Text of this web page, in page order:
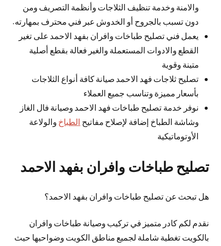
والامنة وخدمة تنظيف الثلاجات وأنظمة التصريف ومن
دون تسبب بالجروح أو الخدوش عبر فني محترف بمهارته.
يعمل فني تصليح طباخات وافران بفهد الاحمد على تغير
القطع والادوات المستعملة والغير فعالة بقطع أصلية
متينة وقوية
تصليح ثلاجات فهد الاحمد صيانة كافة أنواع الثلاجات
بأسعار مميزة وتناسب جميع العملاء
نوفر خدمة تصليح طباخات فهد الاحمد وصيانة فال الغاز
وشاشة الطباخ إضافة لإصلاح مفاتيح الطباخ والولاعة
الأوتوماتيكية
تصليح طباخات وافران بفهد الاحمد
هل تبحث عن تصليح طباخات وافران بفهد الاحمد؟
نقدم لكم كادر متميز في تركيب وصيانة طباخات وافران
بالكويت تغطية شاملة لجميع مناطق الكويت وضواحيها حيث